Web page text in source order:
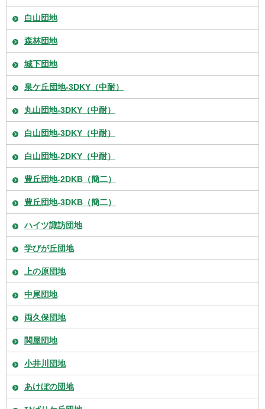
白山団地
森林団地
城下団地
泉ケ丘団地-3DKY（中耐）
丸山団地-3DKY（中耐）
白山団地-3DKY（中耐）
白山団地-2DKY（中耐）
豊丘団地-2DKB（簡二）
豊丘団地-3DKB（簡二）
ハイツ諏訪団地
学びが丘団地
上の原団地
中尾団地
両久保団地
関屋団地
小井川団地
あけぼの団地